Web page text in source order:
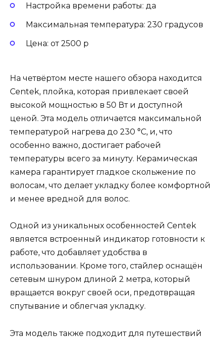
Настройка времени работы: да
Максимальная температура: 230 градусов
Цена: от 2500 р
На четвёртом месте нашего обзора находится
Centek, плойка, которая привлекает своей
высокой мощностью в 50 Вт и доступной
ценой. Эта модель отличается максимальной
температурой нагрева до 230 °С, и, что
особенно важно, достигает рабочей
температуры всего за минуту. Керамическая
камера гарантирует гладкое скольжение по
волосам, что делает укладку более комфортной
и менее вредной для волос.
Одной из уникальных особенностей Centek
является встроенный индикатор готовности к
работе, что добавляет удобства в
использовании. Кроме того, стайлер оснащён
сетевым шнуром длиной 2 метра, который
вращается вокруг своей оси, предотвращая
спутывание и облегчая укладку.
Эта модель также подходит для путешествий